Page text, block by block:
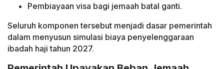
Pembiayaan visa bagi jemaah batal ganti.
Seluruh komponen tersebut menjadi dasar pemerintah
dalam menyusun simulasi biaya penyelenggaraan
ibadah haji tahun 2027.